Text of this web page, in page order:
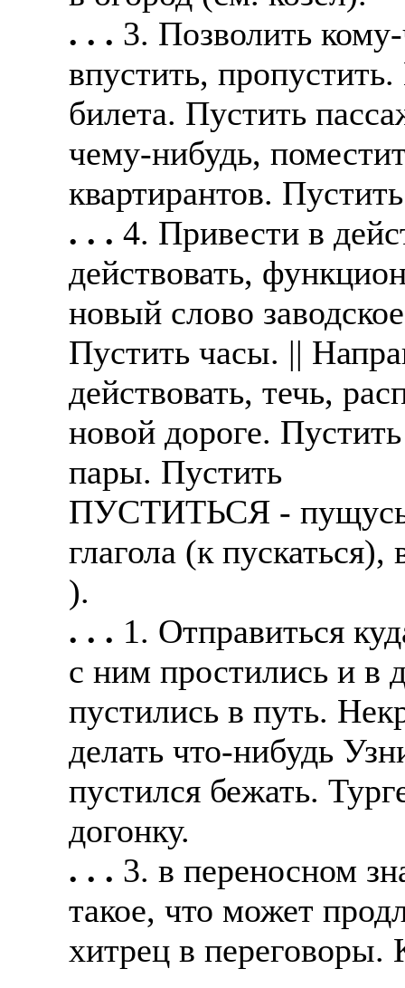
. . . 3. Позволить
впустить,
билета. Пустить
чему-нибудь,
квартирантов.
. . . 4. Привести в
действовать,
новый слово
Пустить часы. ||
действовать, течь,
новой дороге.
пары. Пустить
ПУСТИТЬСЯ -
глагола (к
).
. . . 1. Отправиться
с ним простились и в
пустились в путь.
делать что-нибудь
пустился бежать.
догонку.
. . . 3. в переносном
такое, что может
хитрец в переговоры.